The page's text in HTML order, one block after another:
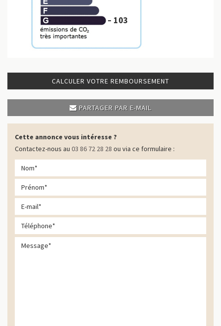
103
CALCULER VOTRE REMBOURSEMENT
PARTAGER PAR E-MAIL
Cette annonce vous intéresse ?
Contactez-nous au 03 86 72 28 28 ou via ce formulaire :